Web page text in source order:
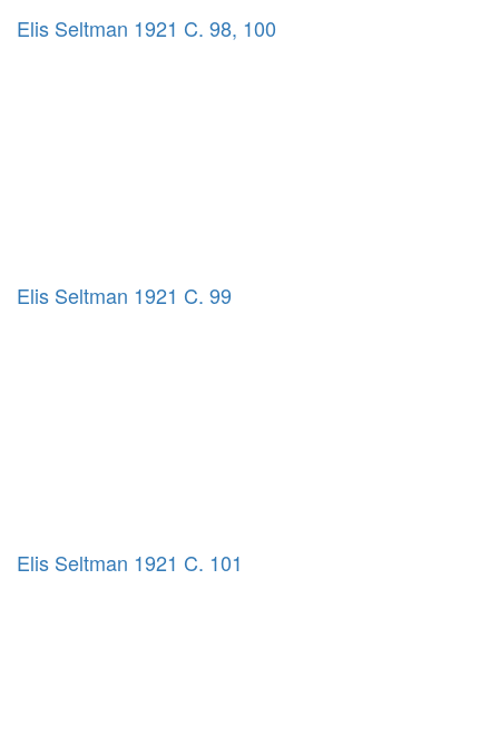
Elis Seltman 1921 C. 98, 100
Elis Seltman 1921 C. 99
Elis Seltman 1921 C. 101